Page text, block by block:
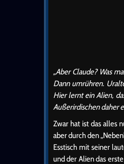
„Aber Claude? Was
Dann umrühren.
Hier lernt ein Alien,
Außerirdischen daher
Zwar hat ist das alles
aber durch den
Esstisch mit seiner
und der Alien das